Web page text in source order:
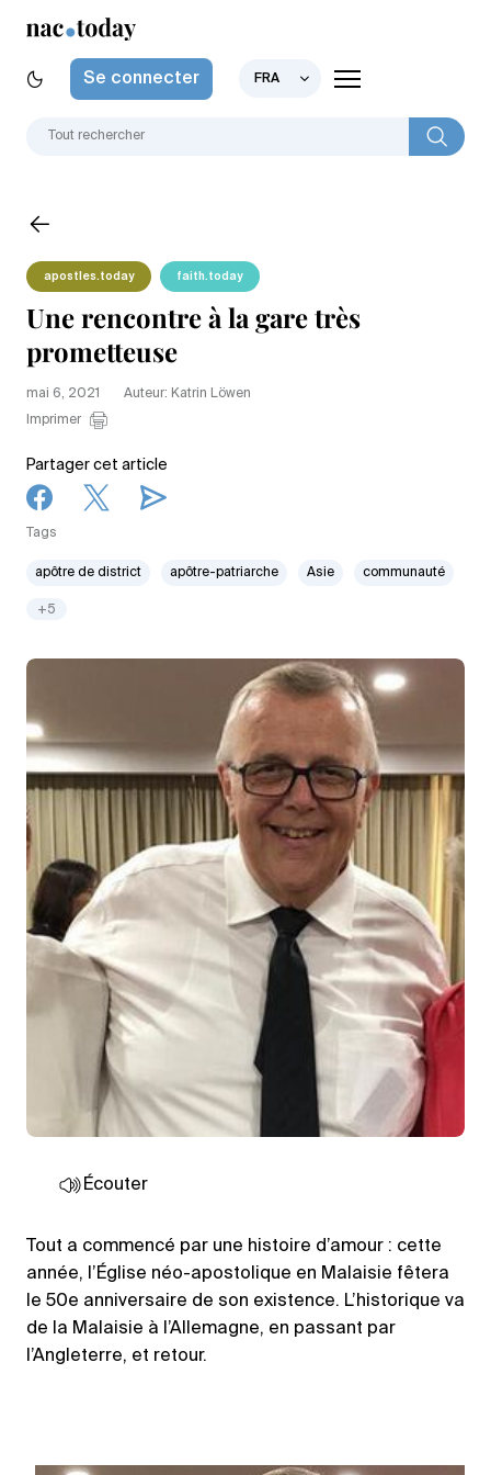
Se connecter FRA
apostles.today faith.today
Une rencontre à la gare très
prometteuse
mai 6, 2021
Auteur: Katrin Löwen
Imprimer
Partager cet article
Tags
apôtre de district apôtre-patriarche Asie communauté
+5
Écouter
Tout a commencé par une histoire d’amour : cette
année, l’Église néo-apostolique en Malaisie fêtera
le 50e anniversaire de son existence. L’historique va
de la Malaisie à l’Allemagne, en passant par
l’Angleterre, et retour.